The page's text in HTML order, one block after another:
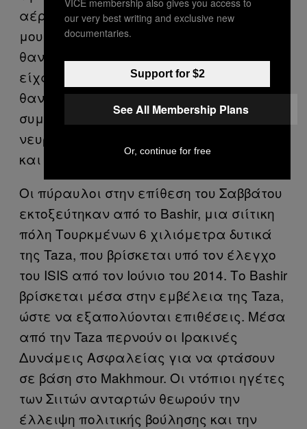
αέριο αποτελούνταν από αέριο
μουστάρδας και χλώριο. Στις
θανατηφόρες επιθέσεις στη Halabja
είχαν χρησιμοποιηθεί πολύ πιο
θανατηφόρα χημικά,
συμπεριλαμβανομένων του
νευροπαραλυτικού παράγοντα σαρίν
και του αερίου μουστάρδας.
Οι πύραυλοι στην επίθεση του Σαββάτου
εκτοξεύτηκαν από το Bashir, μια σιίτικη
πόλη Τουρκμένων 6 χιλιόμετρα δυτικά
της Taza, που βρίσκεται υπό τον έλεγχο
του ISIS από τον Ιούνιο του 2014. Το Bashir
βρίσκεται μέσα στην εμβέλεια της Taza,
ώστε να εξαπολύονται επιθέσεις. Μέσα
από την Taza περνούν οι Ιρακινές
Δυνάμεις Ασφαλείας για να φτάσουν
σε βάση στο Makhmour. Οι ντόπιοι ηγέτες
των Σιιτών ανταρτών θεωρούν την
έλλειψη πολιτικής βούλησης και την
our very best writing and exclusive new
documentaries.
Support for $2
See All Membership Plans
Or, continue for free